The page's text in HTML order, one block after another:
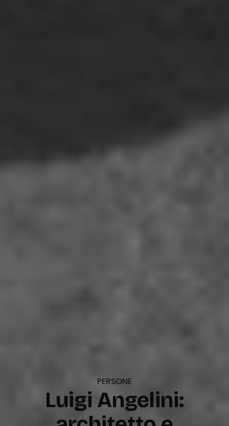
PERSONE
Luigi Angelini: